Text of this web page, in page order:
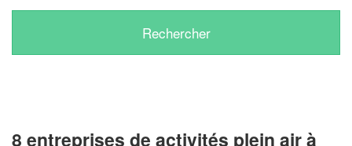
8 entreprises de activités plein air à